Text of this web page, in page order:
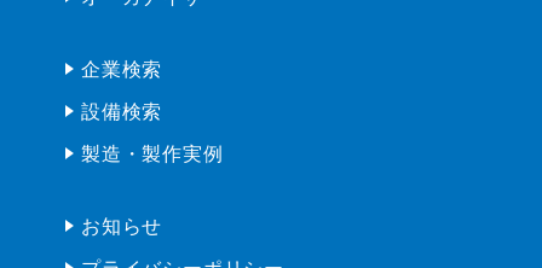
プライバシーポリシー
お問い合わせ・相談
会員ログイン